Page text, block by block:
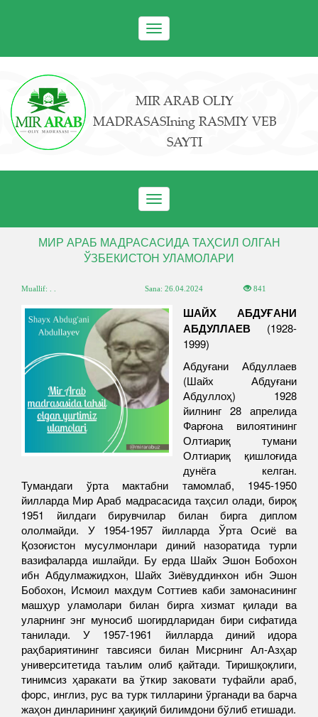
Toggle
navigation
MIR ARAB OLIY
MADRASASIning RASMIY VEB
SAYTI
Toggle
navigation
МИР АРАБ МАДРАСАСИДА ТАҲСИЛ ОЛГАН
ЎЗБЕКИСТОН УЛАМОЛАРИ
Muallif: . . Sana:26.04.2024 841
ШАЙХ АБДУҒАНИ
АБДУЛЛАЕВ (1928-
1999)
Абдуғани Абдуллаев
(Шайх Абдуғани
Абдуллоҳ) 1928
йилнинг 28 апрелида
Фарғона вилоятининг
Олтиариқ тумани
Олтиариқ қишлоғида
дунёга келган.
Тумандаги ўрта мактабни тамомлаб, 1945-1950
йилларда Мир Араб мадрасасида таҳсил олади, бироқ
1951 йилдаги бирувчилар билан бирга диплом
ололмайди. У 1954-1957 йилларда Ўрта Осиё ва
Қозоғистон мусулмонлари диний назоратида турли
вазифаларда ишлайди. Бу ерда Шайх Эшон Бобохон
ибн Абдулмажидхон, Шайх Зиёвуддинхон ибн Эшон
Бобохон, Исмоил махдум Соттиев каби замонасининг
машҳур уламолари билан бирга хизмат қилади ва
уларнинг энг муносиб шогирдларидан бири сифатида
танилади. У 1957-1961 йилларда диний идора
раҳбариятининг тавсияси билан Мисрнинг Ал-Азҳар
университетида таълим олиб қайтади. Тиришқоқлиги,
тинимсиз ҳаракати ва ўткир заковати туфайли араб,
форс, инглиз, рус ва турк тилларини ўрганади ва барча
жаҳон динларининг ҳақиқий билимдони бўлиб етишади.